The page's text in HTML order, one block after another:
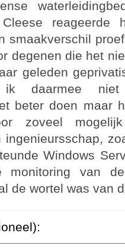
smaakverschil
degenen die het
geleden
daarmee
beter doen maar
zoveel mogelijk
ingenieursschap,
Windows
monitoring van
de wortel was van